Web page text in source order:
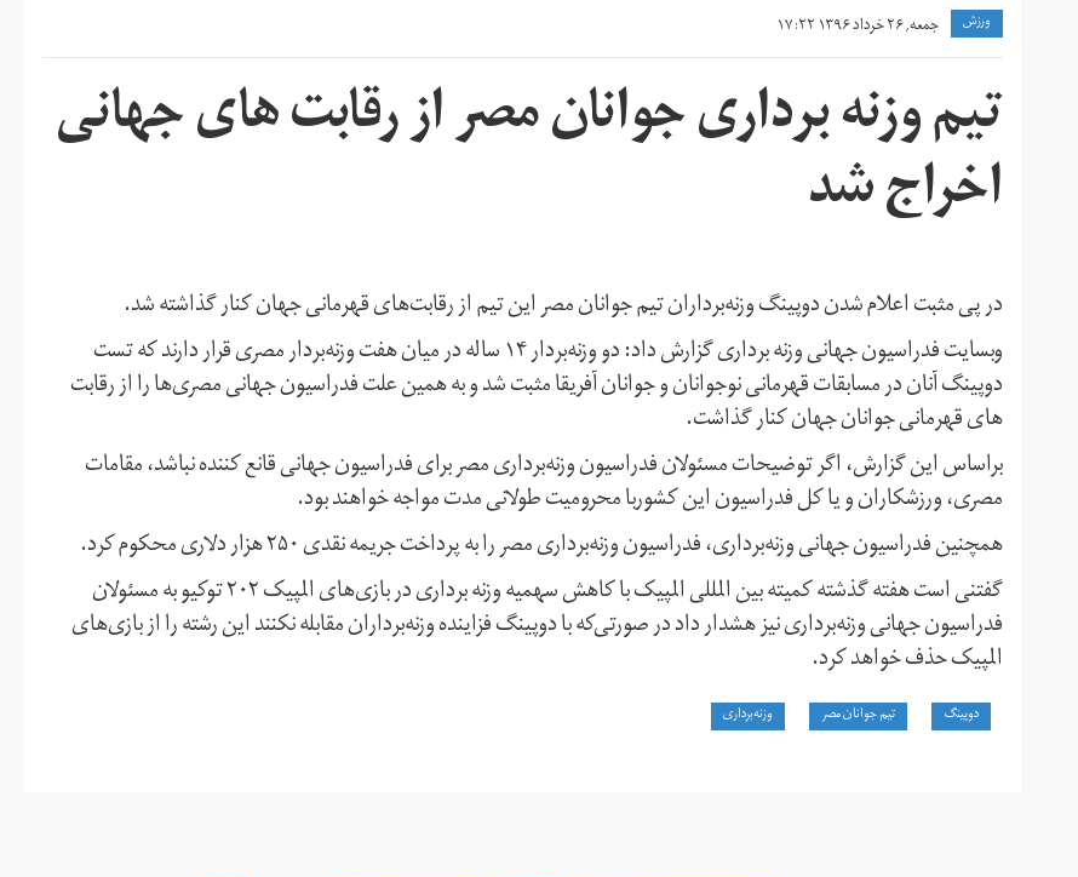
ورزش جمعه, ۲۶ خرداد ۱۳۹۶ ۱۷:۲۲
تیم وزنه برداری جوانان مصر از رقابت های جهانی
اخراج شد
در پی مثبت اعلام شدن دوپینگ وزنه‌برداران تیم جوانان مصر این تیم از رقابت‌های قهرمانی جهان کنار گذاشته شد.
وبسایت فدراسیون جهانی وزنه برداری گزارش داد: دو وزنه‌بردار ۱۴ ساله در میان هفت وزنه‌بردار مصری قرار دارند که تست
دوپینگ آنان در مسابقات قهرمانی نوجوانان و جوانان آفریقا مثبت شد و به همین علت فدراسیون جهانی مصری‌ها را از رقابت
های قهرمانی جوانان جهان کنار گذاشت.
براساس این گزارش، اگر توضیحات مسئولان فدراسیون وزنه‌برداری مصر برای فدراسیون جهانی قانع کننده نباشد، مقامات
مصری، ورزشکاران و یا کل فدراسیون این کشوربا محرومیت طولانی مدت مواجه خواهند بود.
همچنین فدراسیون جهانی وزنه‌برداری، فدراسیون وزنه‌برداری مصر را به پرداخت جریمه نقدی ۲۵۰ هزار دلاری محکوم کرد.
گفتنی است هفته گذشته کمیته بین المللی المپیک با کاهش سهمیه وزنه برداری در بازی‌های المپیک ۲۰۲ توکیو به مسئولان
فدراسیون جهانی وزنه‌برداری نیز هشدار داد در صورتی‌که با دوپینگ فزاینده وزنه‌برداران مقابله نکنند این رشته را از بازی‌های
المپیک حذف خواهد کرد.
دوپینگ تیم جوانان مصر وزنه‌برداری